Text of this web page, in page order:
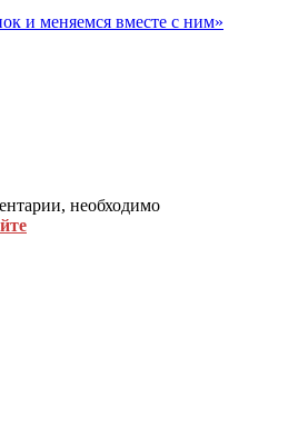
и меняемся вместе с ним»
необходимо